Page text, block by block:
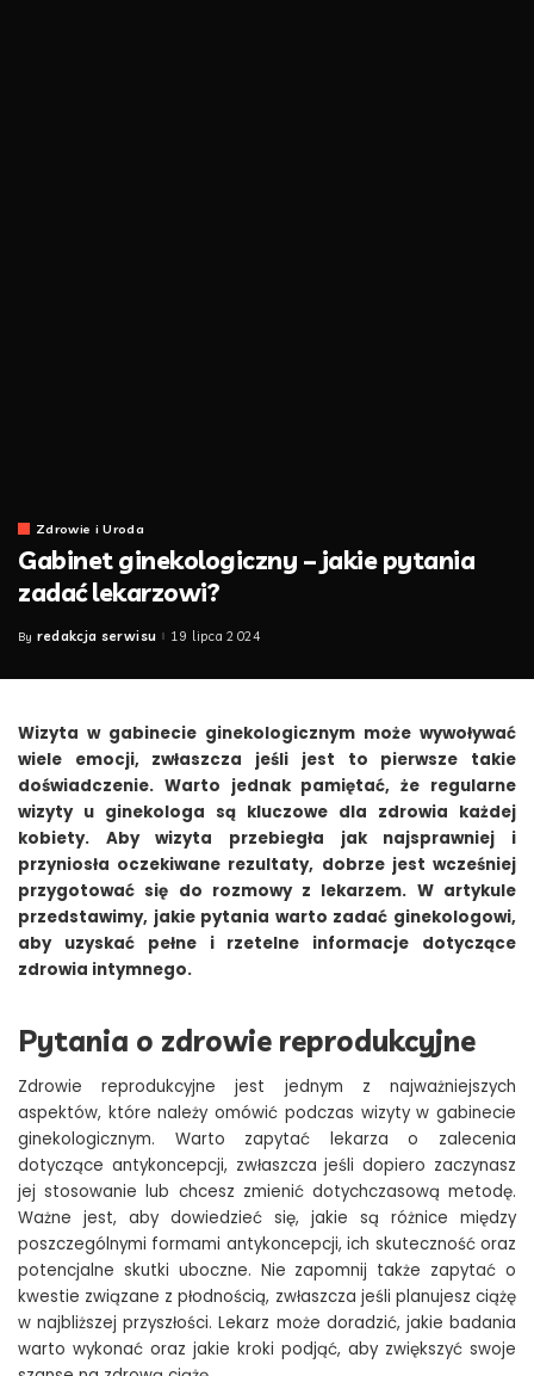
Zdrowie i Uroda
Gabinet ginekologiczny – jakie pytania
zadać lekarzowi?
Posted
By redakcja serwisu 19 lipca 2024
Wizyta w gabinecie ginekologicznym może wywoływać
wiele emocji, zwłaszcza jeśli jest to pierwsze takie
doświadczenie. Warto jednak pamiętać, że regularne
wizyty u ginekologa są kluczowe dla zdrowia każdej
kobiety. Aby wizyta przebiegła jak najsprawniej i
przyniosła oczekiwane rezultaty, dobrze jest wcześniej
przygotować się do rozmowy z lekarzem. W artykule
przedstawimy, jakie pytania warto zadać ginekologowi,
aby uzyskać pełne i rzetelne informacje dotyczące
zdrowia intymnego.
Pytania o zdrowie reprodukcyjne
Zdrowie reprodukcyjne jest jednym z najważniejszych
aspektów, które należy omówić podczas wizyty w gabinecie
ginekologicznym. Warto zapytać lekarza o zalecenia
dotyczące antykoncepcji, zwłaszcza jeśli dopiero zaczynasz
jej stosowanie lub chcesz zmienić dotychczasową metodę.
Ważne jest, aby dowiedzieć się, jakie są różnice między
poszczególnymi formami antykoncepcji, ich skuteczność oraz
potencjalne skutki uboczne. Nie zapomnij także zapytać o
kwestie związane z płodnością, zwłaszcza jeśli planujesz ciążę
w najbliższej przyszłości. Lekarz może doradzić, jakie badania
warto wykonać oraz jakie kroki podjąć, aby zwiększyć swoje